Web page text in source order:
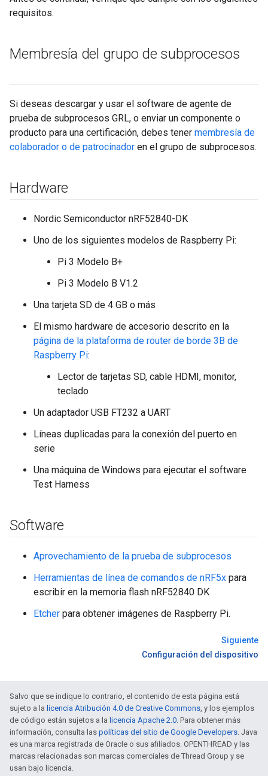
requisitos.
Membresía del grupo de subprocesos
Si deseas descargar y usar el software de agente de
prueba de subprocesos GRL, o enviar un componente o
producto para una certificación, debes tener membresía de
colaborador o de patrocinador en el grupo de subprocesos.
Hardware
Nordic Semiconductor nRF52840-DK
Uno de los siguientes modelos de Raspberry Pi:
Pi 3 Modelo B+
Pi 3 Modelo B V1.2
Una tarjeta SD de 4 GB o más
El mismo hardware de accesorio descrito en la
página de la plataforma de router de borde 3B de
Raspberry Pi:
Lector de tarjetas SD, cable HDMI, monitor,
teclado
Un adaptador USB FT232 a UART
Líneas duplicadas para la conexión del puerto en
serie
Una máquina de Windows para ejecutar el software
Test Harness
Software
Aprovechamiento de la prueba de subprocesos
Herramientas de línea de comandos de nRF5x para
escribir en la memoria flash nRF52840 DK
Etcher para obtener imágenes de Raspberry Pi.
Siguiente
Configuración del dispositivo
Salvo que se indique lo contrario, el contenido de esta página está
sujeto a la licencia Atribución 4.0 de Creative Commons, y los ejemplos
de código están sujetos a la licencia Apache 2.0. Para obtener más
información, consulta las políticas del sitio de Google Developers. Java
es una marca registrada de Oracle o sus afiliados. OPENTHREAD y las
marcas relacionadas son marcas comerciales de Thread Group y se
usan bajo licencia.